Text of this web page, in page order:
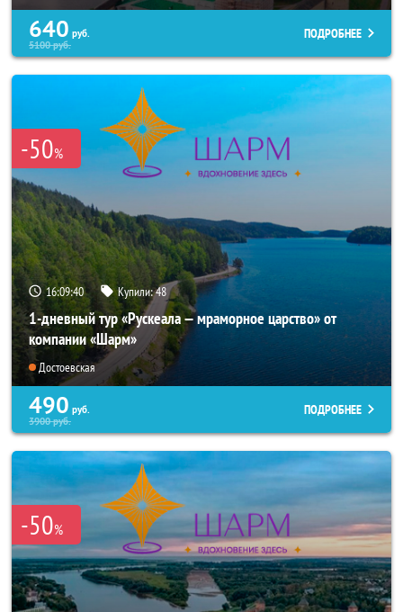
640 руб.
5100руб.
ПОДРОБНЕЕ
-50%
16:09:39 Купили:48
1-дневный тур «Рускеала — мраморное царство» от
компании «Шарм»
Достоевская
490 руб.
3900руб.
ПОДРОБНЕЕ
-50%